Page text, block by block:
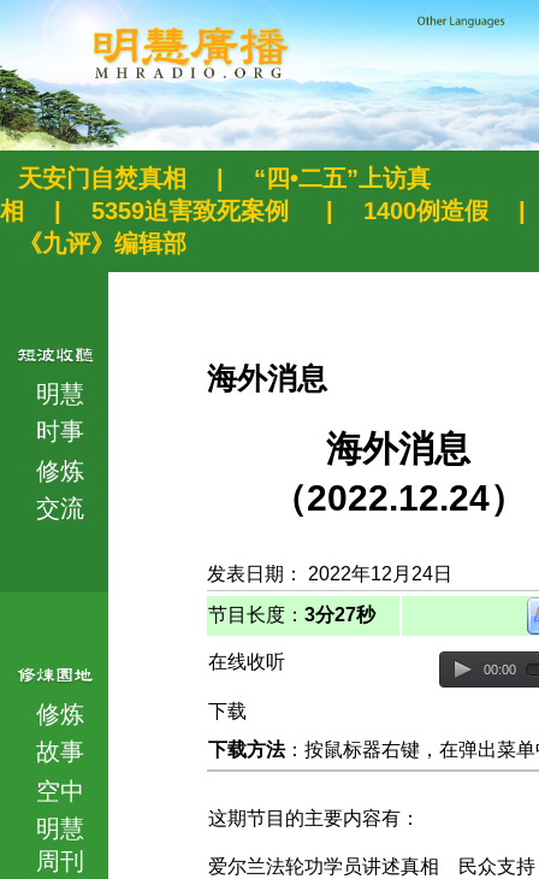
天安门自焚真相
“四•二五”上访真
相
5359迫害致死案例 1400例造假
《九评》编辑部
明慧
时事
修炼
交流
修炼
故事
空中
明慧
周刊
海外消息
海外消息
（2022.12.24）
发表日期： 2022年12月24日
节目长度： 3分27秒
在线收听 00:00
下载
下载方法：按鼠标器右键，在弹出菜
这期节目的主要内容有：
爱尔兰法轮功学员讲述真相 民众支持